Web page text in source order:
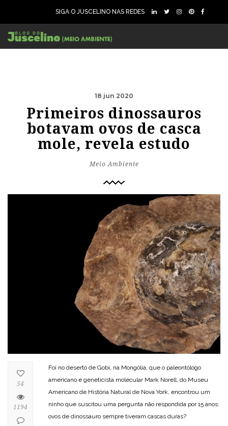
SIGA O JUSCELINO NAS REDES
18 jun 2020
Primeiros dinossauros
botavam ovos de casca
mole, revela estudo
Meio Ambiente
Foi no deserto de Gobi, na Mongólia, que o paleontólogo
americano e geneticista molecular Mark Norell, do Museu
Americano de História Natural de Nova York, encontrou um
ninho que suscitou uma pergunta não respondida por 15 anos:
ovos de dinossauro sempre tiveram cascas duras?
54
1194